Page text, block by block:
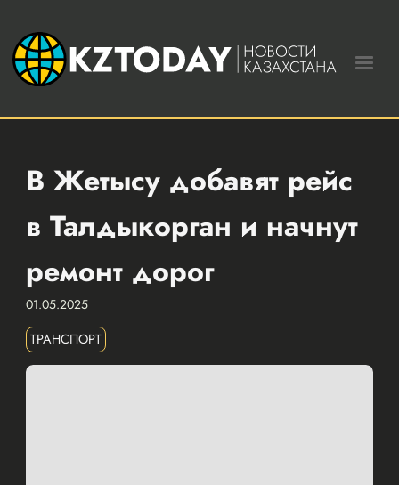
В Жетысу добавят рейс
в Талдыкорган и начнут
ремонт дорог
01.05.2025
ТРАНСПОРТ